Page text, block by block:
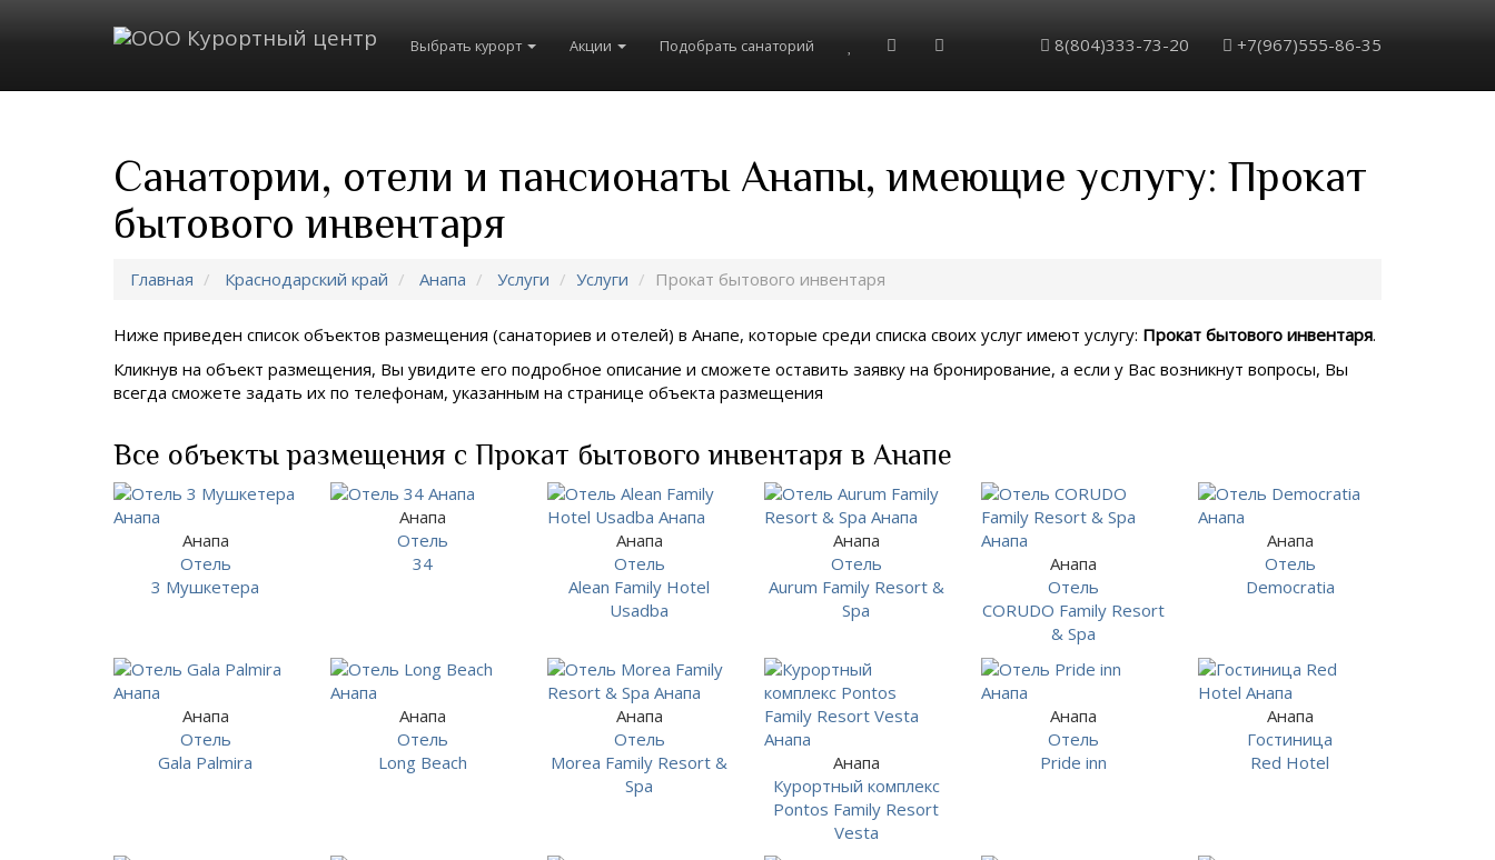
Выбрать курорт Акции Подобрать санаторий 8(804)333-73-20 +7(967)555-86-35
Санатории, отели и пансионаты Анапы, имеющие услугу: Прокат
бытового инвентаря
Главная Краснодарский край Анапа Услуги Услуги Прокат бытового инвентаря
Ниже приведен список объектов размещения (санаториев и отелей) в Анапе, которые среди списка своих услуг имеют услугу: Прокат бытового инвентаря.
Кликнув на объект размещения, Вы увидите его подробное описание и сможете оставить заявку на бронирование, а если у Вас возникнут вопросы, Вы
всегда сможете задать их по телефонам, указанным на странице объекта размещения
Все объекты размещения с Прокат бытового инвентаря в Анапе
Анапа
Отель
3 Мушкетера
Анапа
Отель
34
Анапа
Отель
Alean Family Hotel
Usadba
Анапа
Отель
Aurum Family Resort &
Spa
Анапа
Отель
CORUDO Family Resort
& Spa
Анапа
Отель
Democratia
Анапа
Отель
Gala Palmira
Анапа
Отель
Long Beach
Анапа
Отель
Morea Family Resort &
Spa
Анапа
Курортный комплекс
Pontos Family Resort
Vesta
Анапа
Отель
Pride inn
Анапа
Гостиница
Red Hotel